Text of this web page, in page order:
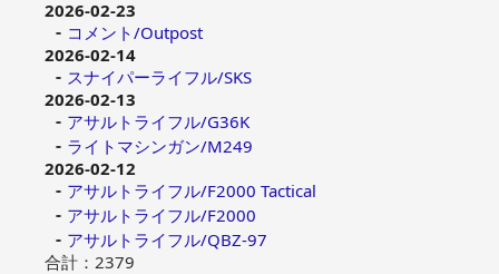
2026-02-23
コメント/Outpost
2026-02-14
スナイパーライフル/SKS
2026-02-13
アサルトライフル/G36K
ライトマシンガン/M249
2026-02-12
アサルトライフル/F2000 Tactical
アサルトライフル/F2000
アサルトライフル/QBZ-97
合計：2379